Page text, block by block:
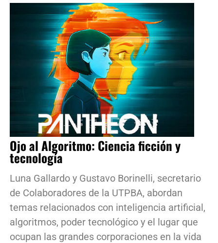
Ojo al Algoritmo: Ciencia ficción y
tecnología
Luna Gallardo y Gustavo Borinelli, secretario
de Colaboradores de la UTPBA, abordan
temas relacionados con inteligencia artificial,
algoritmos, poder tecnológico y el lugar que
ocupan las grandes corporaciones en la vida